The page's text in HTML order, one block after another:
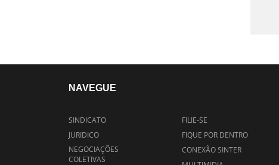
NAVEGUE
SINDICATO
JURIDICO
NEGOCIAÇÕES
COLETIVAS
FILIE-SE
FIQUE POR DENTRO
CONEXÃO SINTER